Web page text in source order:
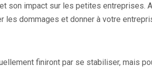
son impact sur les petites entreprises.
les dommages et donner à votre
finiront par se stabiliser, mais